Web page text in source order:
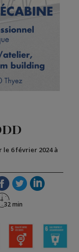
le 6 février 2024 à